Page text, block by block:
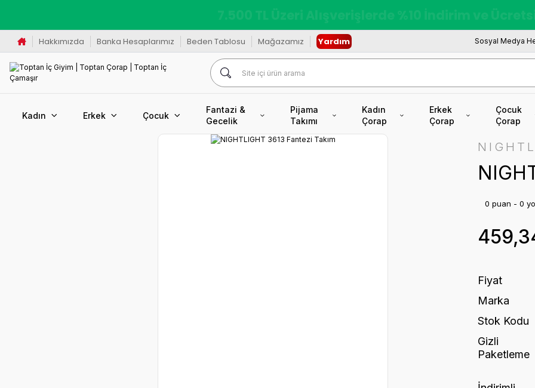
Hakkımızda Banka Hesaplarımız Beden Tablosu Mağazamız Yardım Sosyal Medya
Kadın Erkek Çocuk
Fantazi &
Gecelik
Pijama
Takımı
Kadın
Çorap
Erkek
Çorap
Çocuk
Çorap
0 puan - 0
Fiyat
Marka
Stok Kodu
Gizli
Paketleme